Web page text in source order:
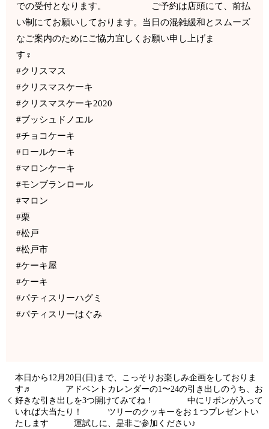
での受付となります。 ご予約は店頭にて、前払
い制にてお願いしております。当日の混雑緩和とスムーズ
なご案内のためにご協力宜しくお願い申し上げま
す‍♀️
#クリスマス
#クリスマスケーキ
#クリスマスケーキ2020
#ブッシュドノエル
#チョコケーキ
#ロールケーキ
#マロンケーキ
#モンブランロール
#マロン
#栗
#松戸
#松戸市
#ケーキ屋
#ケーキ
#パティスリーハグミ
#パティスリーはぐみ
本日から12月20日(日)まで、こっそりお楽しみ企画をしておりま
す♬ アドベントカレンダーの1〜24の引き出しのうち、お
好きな引き出しを3つ開けてみてね！ 中にリボンが入って
いれば大当たり！ ツリーのクッキーをお１つプレゼントい
たします 運試しに、是非ご参加ください♪